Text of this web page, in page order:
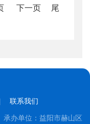
下一页
尾
联系我们
办单位：益阳市赫山区